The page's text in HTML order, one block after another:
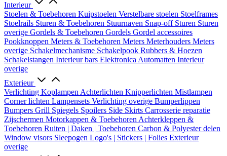
Interieur
Stoelen & Toebehoren Kuipstoelen Verstelbare stoelen Stoelframes
Stoelrails Sturen & Toebehoren Stuurnaven Snap-off Sturen Sturen
overige Gordels & Toebehoren Gordels Gordel accessoires
Pookknoppen Meters & Toebehoren Meters Meterhouders Meters
overige Schakelmechanisme Schakelpook Rubbers & Hoezen
Schakelstangen Interieur bars Elektronica Automatten Interieur
overige
Exterieur
Verlichting Koplampen Achterlichten Knipperlichten Mistlampen
Corner lichten Lampensets Verlichting overige Bumperlippen
Bumpers Grill Spiegels Spoilers Side Skirts Carrosserie reparatie
Zijschermen Motorkappen & Toebehoren Achterkleppen &
Toebehoren Ruiten | Daken | Toebehoren Carbon & Polyester delen
Window visors Sleepogen Logo's | Stickers | Folies Exterieur
overige